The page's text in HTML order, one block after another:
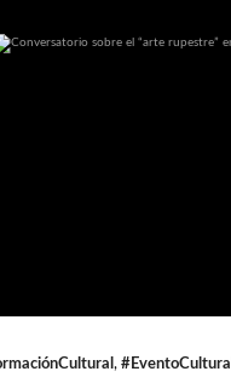
, #EventoCultural